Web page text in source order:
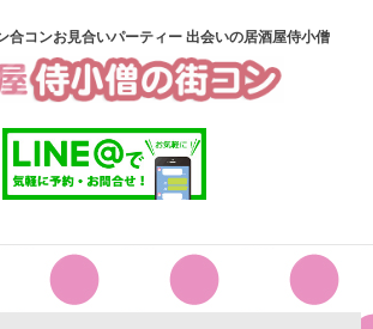
合コンお見合いパーティー 出会いの居酒屋侍小僧